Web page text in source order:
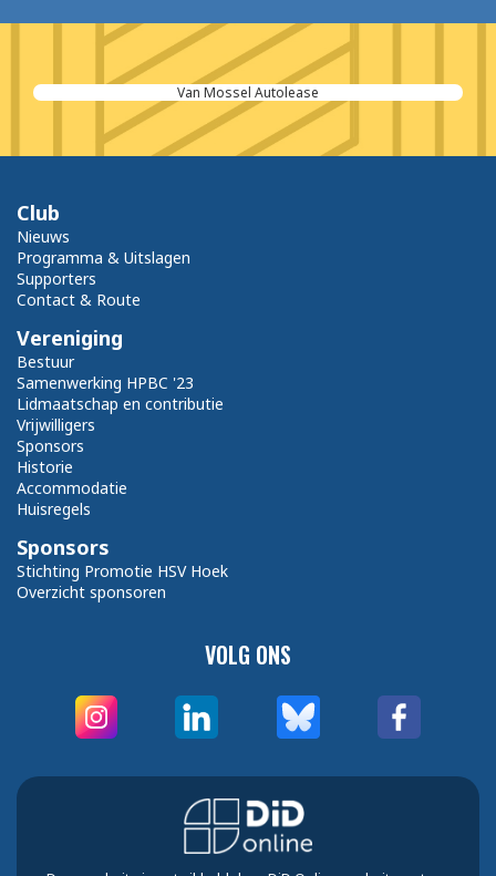
Van Mossel Autolease
VOLG ONS
Club
Nieuws
Programma & Uitslagen
Supporters
Contact & Route
Vereniging
Bestuur
Samenwerking HPBC '23
Lidmaatschap en contributie
Vrijwilligers
Sponsors
Historie
Accommodatie
Huisregels
Sponsors
Stichting Promotie HSV Hoek
Overzicht sponsoren